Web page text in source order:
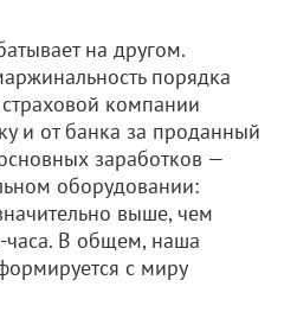
на другом.
порядка
компании
и от банка за проданный
заработков —
оборудовании:
выше, чем
часа. В общем, наша
с миру